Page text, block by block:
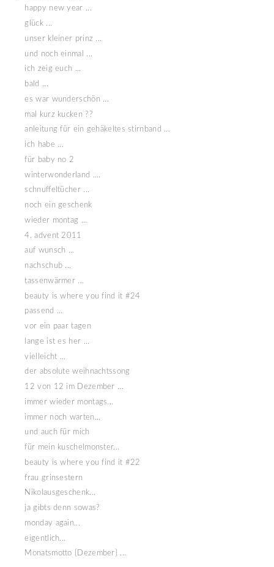
happy new year ...
glück ...
unser kleiner prinz ...
und noch einmal ...
ich zeig euch ...
bald ...
es war wunderschön ...
mal kurz kucken ??
anleitung für ein gehäkeltes stirnband ...
ich habe ...
für baby no 2
winterwonderland ....
schnuffeltücher ...
noch ein geschenk
wieder montag ...
4. advent 2011
auf wunsch ...
nachschub ...
tassenwärmer ...
beauty is where you find it #24
passend ...
vor ein paar tagen
lange ist es her ...
vielleicht ...
der absolute weihnachtssong
12 von 12 im Dezember ...
immer wieder montags...
immer noch warten...
und auch für mich
für mein kuschelmonster...
beauty is where you find it #22
frau grinsestern
Nikolausgeschenk...
ja gibts denn sowas?
monday again...
eigentlich...
Monatsmotto {Dezember} ...